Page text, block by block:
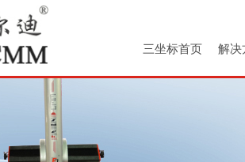
三坐标首页 解决